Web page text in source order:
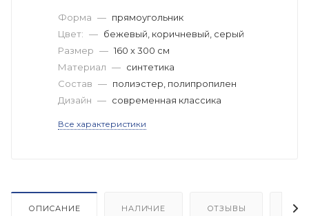
Форма — прямоугольник
Цвет: — бежевый, коричневый, серый
Размер — 160 x 300 см
Материал — синтетика
Состав — полиэстер, полипропилен
Дизайн — современная классика
Все характеристики
ОПИСАНИЕ НАЛИЧИЕ ОТЗЫВЫ